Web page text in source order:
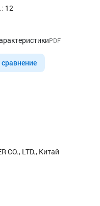
12
PDF
CO., LTD., Китай